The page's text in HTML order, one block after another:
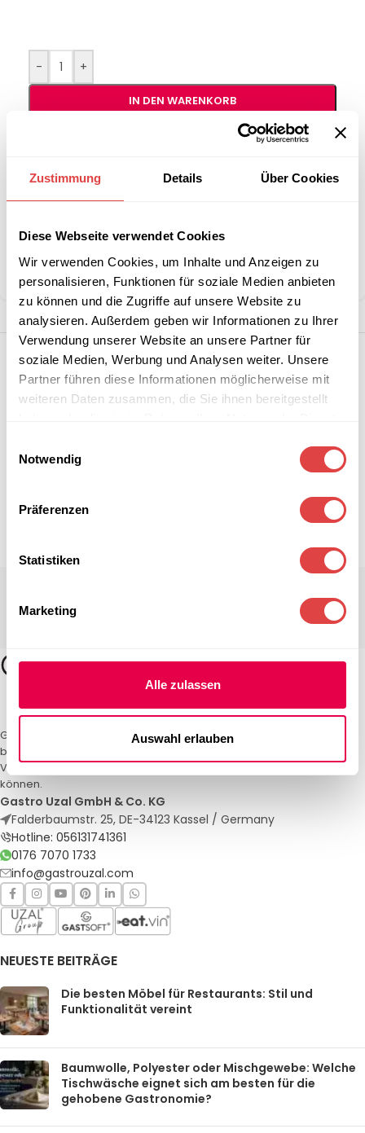
Zustimmung Details Über Cookies
Diese Webseite verwendet Cookies
Wir verwenden Cookies, um Inhalte und Anzeigen zu
personalisieren, Funktionen für soziale Medien anbieten
zu können und die Zugriffe auf unsere Website zu
analysieren. Außerdem geben wir Informationen zu Ihrer
Verwendung unserer Website an unsere Partner für
soziale Medien, Werbung und Analysen weiter. Unsere
Partner führen diese Informationen möglicherweise mit
weiteren Daten zusammen, die Sie ihnen bereitgestellt
Notwendig
Präferenzen
Statistiken
Marketing
Alle zulassen
Auswahl erlauben
- +
IN DEN WARENKORB
größeren
Stückzahlen?
anfordern
Teilen:
Gastro Uzal – Ihr Spezialist für Gastronomiemöbel und -textilien. Wir
bieten maßgeschneiderte Lösungen für Restaurants, Hotels und
Veranstaltungen. Qualität und Service, auf die Sie sich verlassen
können.
Gastro Uzal GmbH & Co. KG
Falderbaumstr. 25, DE-34123 Kassel / Germany
Hotline: 056131741361
0176 7070 1733
info@gastrouzal.com
NEUESTE BEITRÄGE
Die besten Möbel für Restaurants: Stil und
Funktionalität vereint
Baumwolle, Polyester oder Mischgewebe: Welche
Tischwäsche eignet sich am besten für die
gehobene Gastronomie?